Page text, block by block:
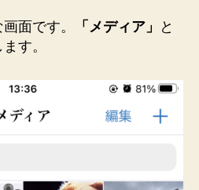
面です。 「メディア」
と
す。